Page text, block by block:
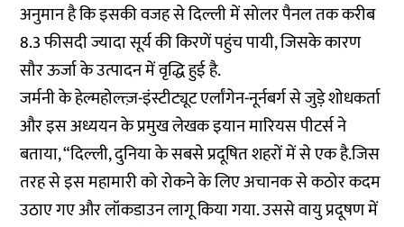
अनुमान है कि इसकी वजह से दिल्ली में सोलर पैनल तक करीब
8.3 फीसदी ज्यादा सूर्य की किरणें पहुंच पायी, जिसके कारण
सौर ऊर्जा के उत्पादन में वृद्धि हुई है.
जर्मनी के हेल्महोल्त्ज़-इंस्टीट्यूट एर्लांगेन-नूर्नबर्ग से जुड़े शोधकर्ता
और इस अध्ययन के प्रमुख लेखक इयान मारियस पीटर्स ने
बताया, “दिल्ली, दुनिया के सबसे प्रदूषित शहरों में से एक है.जिस
तरह से इस महामारी को रोकने के लिए अचानक से कठोर कदम
उठाए गए और लॉकडाउन लागू किया गया. उससे वायु प्रदूषण में